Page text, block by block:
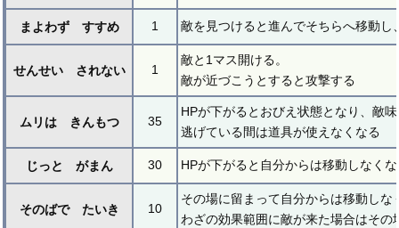
まよわず すすめ 1 敵を見つけると進んでそちらへ移動し
せんせい されない 1
敵と1マス開ける。
敵が近づこうとすると攻撃する
ムリは きんもつ 35
HPが下がるとおびえ状態となり、敵
逃げている間は道具が使えなくなる
じっと がまん 30 HPが下がると自分からは移動しなく
そのばで たいき 10
その場に留まって自分からは移動しな
わざの効果範囲に敵が来た場合はその